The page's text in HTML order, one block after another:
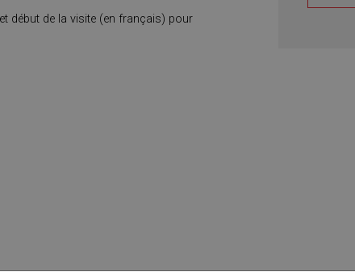
début de la visite (en français) pour